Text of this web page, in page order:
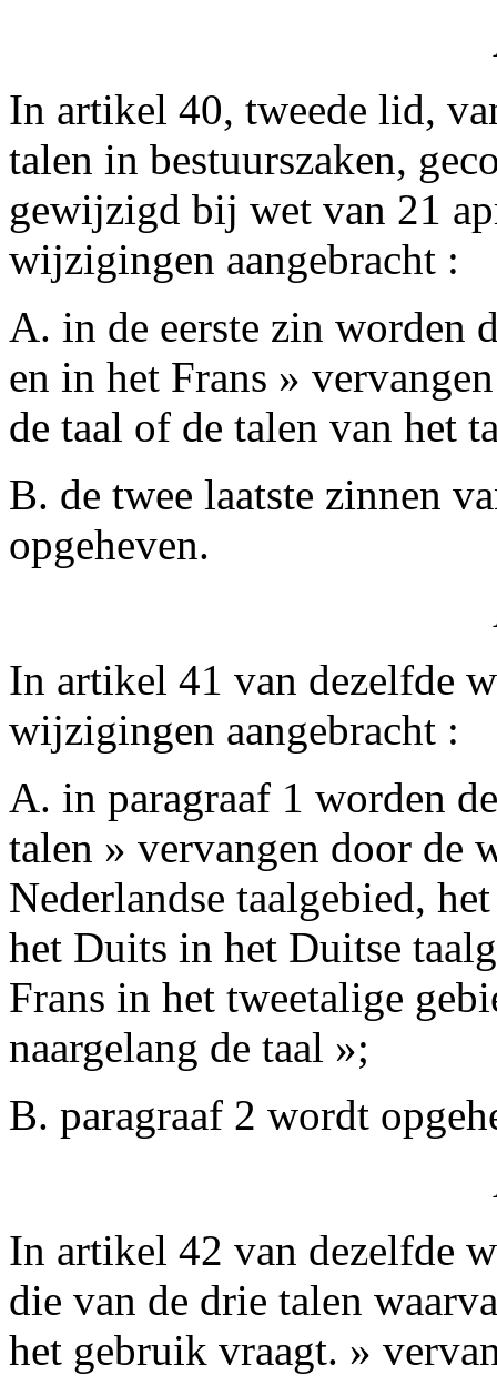
In artikel 40, tweede lid,
talen in bestuurszaken,
gewijzigd bij wet van 21
wijzigingen aangebracht :
A. in de eerste zin worden
en in het Frans »
de taal of de talen van het
B. de twee laatste zinnen
opgeheven.
In artikel 41 van dezelfde
wijzigingen aangebracht :
A. in paragraaf 1 worden
talen » vervangen door de
Nederlandse taalgebied,
het Duits in het Duitse
Frans in het tweetalige
naargelang de taal »;
B. paragraaf 2 wordt
In artikel 42 van dezelfde
die van de drie talen
het gebruik vraagt. »